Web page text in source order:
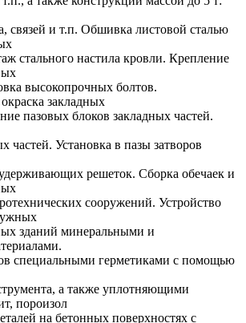
связей и т.п. Обшивка листовой сталью
стального настила кровли. Крепление
высокопрочных болтов.
закладных
пазовых блоков закладных частей.
частей. Установка в пазы затворов
решеток. Сборка обечаек и
сооружений. Устройство
зданий минеральными и
специальными герметиками с помощью
а также уплотняющими
пороизол
на бетонных поверхностях с